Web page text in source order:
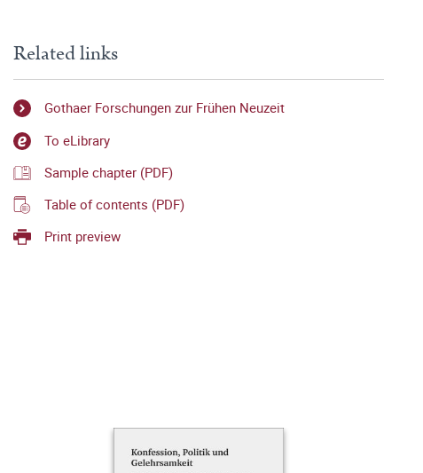
Related links
Gothaer Forschungen zur Frühen Neuzeit
To eLibrary
Sample chapter (PDF)
Table of contents (PDF)
Print preview